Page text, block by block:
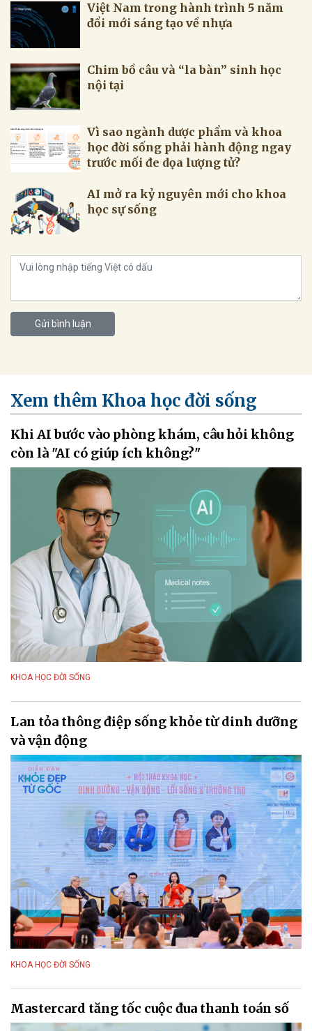
Việt Nam trong hành trình 5 năm
đổi mới sáng tạo về nhựa
Chim bồ câu và “la bàn” sinh học
nội tại
Vì sao ngành dược phẩm và khoa
học đời sống phải hành động ngay
trước mối đe dọa lượng tử?
AI mở ra kỷ nguyên mới cho khoa
học sự sống
Gửi bình luận
Xem thêm Khoa học đời sống
Khi AI bước vào phòng khám, câu hỏi không
còn là "AI có giúp ích không?"
KHOA HỌC ĐỜI SỐNG
Lan tỏa thông điệp sống khỏe từ dinh dưỡng
và vận động
KHOA HỌC ĐỜI SỐNG
Mastercard tăng tốc cuộc đua thanh toán số